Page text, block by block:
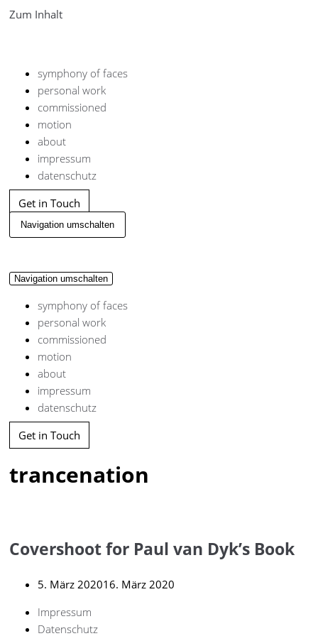
Zum Inhalt
symphony of faces
personal work
commissioned
motion
about
impressum
datenschutz
Get in Touch
Navigation umschalten
Navigation umschalten
symphony of faces
personal work
commissioned
motion
about
impressum
datenschutz
Get in Touch
trancenation
Covershoot for Paul van Dyk’s Book
5. März 202016. März 2020
Impressum
Datenschutz